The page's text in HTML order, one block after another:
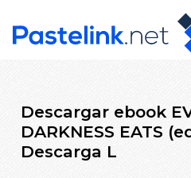
Descargar ebook
DARKNESS EATS
Descarga L